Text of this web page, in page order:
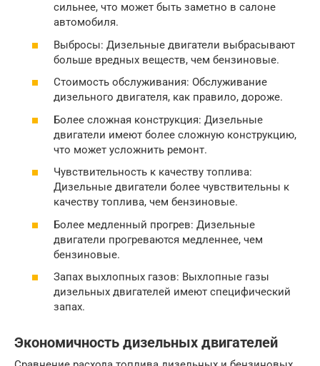
сильнее, что может быть заметно в салоне
автомобиля.
Выбросы: Дизельные двигатели выбрасывают
больше вредных веществ, чем бензиновые.
Стоимость обслуживания: Обслуживание
дизельного двигателя, как правило, дороже.
Более сложная конструкция: Дизельные
двигатели имеют более сложную конструкцию,
что может усложнить ремонт.
Чувствительность к качеству топлива:
Дизельные двигатели более чувствительны к
качеству топлива, чем бензиновые.
Более медленный прогрев: Дизельные
двигатели прогреваются медленнее, чем
бензиновые.
Запах выхлопных газов: Выхлопные газы
дизельных двигателей имеют специфический
запах.
Экономичность дизельных двигателей